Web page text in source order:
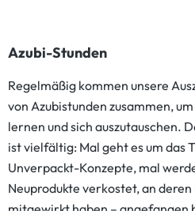
Azubi-Stunden
Regelmäßig kommen unsere
von Azubistunden zusammen,
lernen und sich auszutauschen.
ist vielfältig: Mal geht es um das
Unverpackt-Konzepte, mal
Neuprodukte verkostet, an